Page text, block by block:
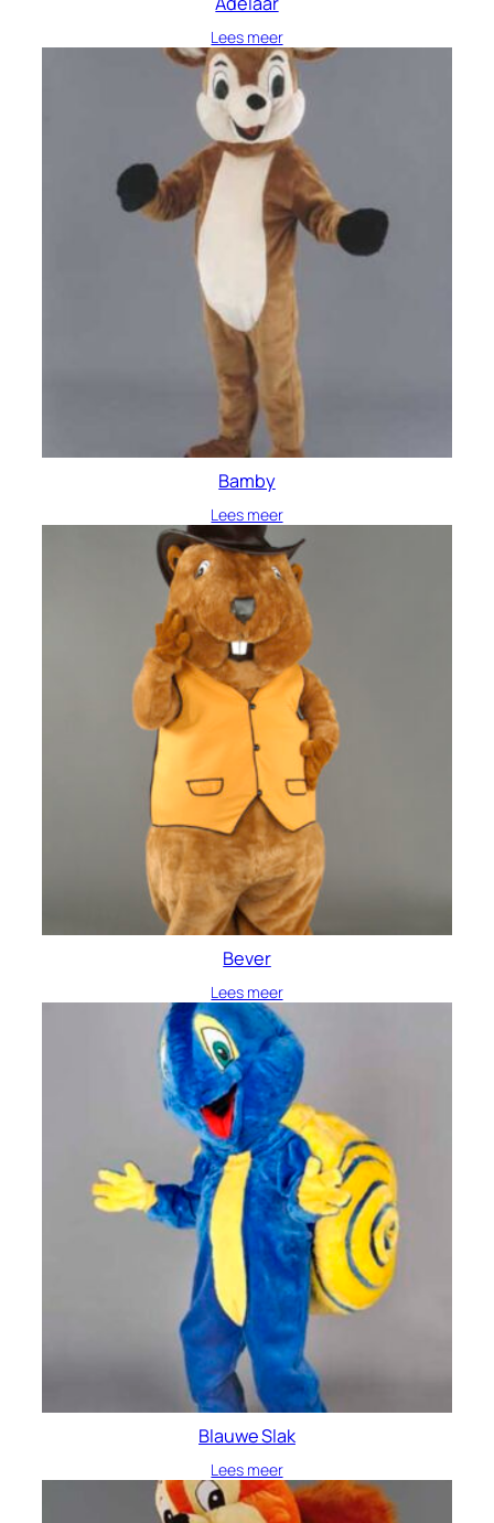
Lees meer
Bamby
Lees meer
Bever
Lees meer
Blauwe Slak
Lees meer